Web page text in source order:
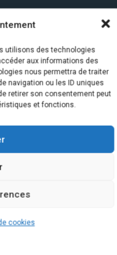
utilisons des technologies
aux informations des
nous permettra de traiter
navigation ou les ID uniques
retirer son consentement peut
et fonctions.
cookies
centrales
réponses